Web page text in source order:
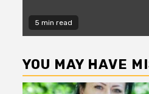
5 min read
YOU MAY HAVE